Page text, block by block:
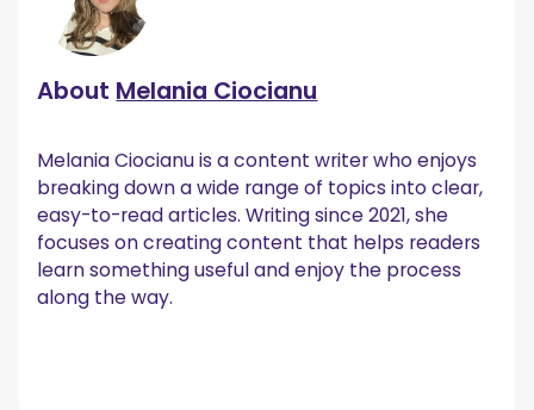
About Melania Ciocianu
Melania Ciocianu is a content writer who enjoys
breaking down a wide range of topics into clear,
easy-to-read articles. Writing since 2021, she
focuses on creating content that helps readers
learn something useful and enjoy the process
along the way.